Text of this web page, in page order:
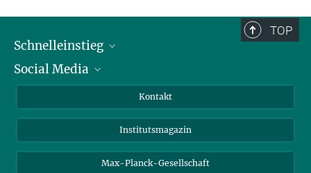
TOP
Schnelleinstieg
Alumni
Social Media
Facebook
Kontakt
Institutsmagazin
Max-Planck-Gesellschaft